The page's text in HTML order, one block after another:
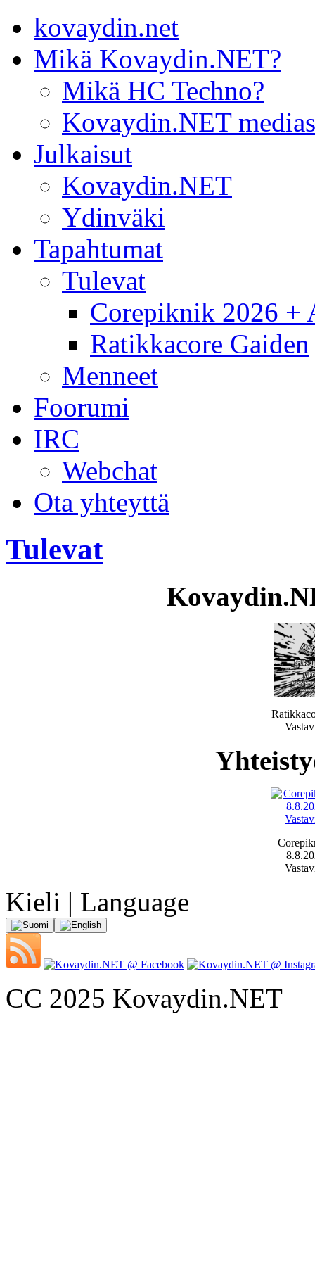
kovaydin.net
Mikä Kovaydin.NET?
Mikä HC Techno?
Kovaydin.NET
Julkaisut
Kovaydin.NET
Ydinväki
Tapahtumat
Tulevat
Corepiknik 2026 +
Ratikkacore Gaiden
Menneet
Foorumi
IRC
Webchat
Ota yhteyttä
Tulevat
Kieli | Language
CC 2025 Kovaydin.NET